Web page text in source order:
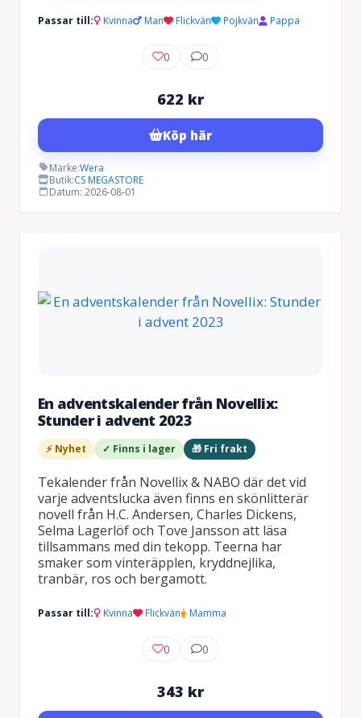
Passar till: Kvinna Man Flickvän Pojkvän Pappa
0 0
622 kr
Köp här
Märke:Wera
Butik:CS MEGASTORE
Datum: 2026-08-01
En adventskalender från Novellix:
Stunder i advent 2023
⚡ Nyhet ✓ Finns i lager 🎁 Fri frakt
Tekalender från Novellix & NABO där det vid
varje adventslucka även finns en skönlitterär
novell från H.C. Andersen, Charles Dickens,
Selma Lagerlöf och Tove Jansson att läsa
tillsammans med din tekopp. Teerna har
smaker som vinteräpplen, kryddnejlika,
tranbär, ros och bergamott.
Passar till: Kvinna Flickvän Mamma
0 0
343 kr